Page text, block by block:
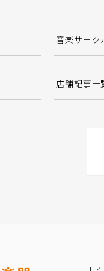
音楽サーク
店舗記事一